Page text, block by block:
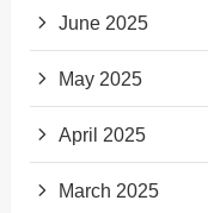
June 2025
May 2025
April 2025
March 2025